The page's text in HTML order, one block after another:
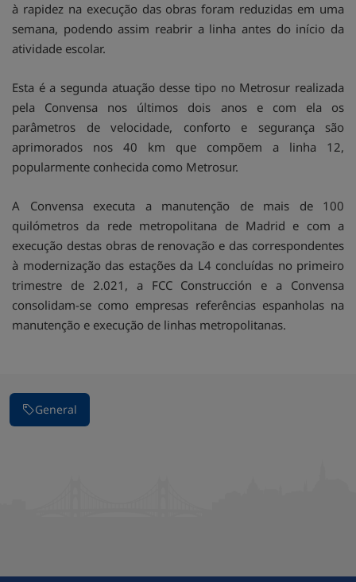
à rapidez na execução das obras foram reduzidas em uma
semana, podendo assim reabrir a linha antes do início da
atividade escolar.
Esta é a segunda atuação desse tipo no Metrosur realizada
pela Convensa nos últimos dois anos e com ela os
parâmetros de velocidade, conforto e segurança são
aprimorados nos 40 km que compõem a linha 12,
popularmente conhecida como Metrosur.
A Convensa executa a manutenção de mais de 100
quilómetros da rede metropolitana de Madrid e com a
execução destas obras de renovação e das correspondentes
à modernização das estações da L4 concluídas no primeiro
trimestre de 2.021, a FCC Construcción e a Convensa
consolidam-se como empresas referências espanholas na
manutenção e execução de linhas metropolitanas.
General